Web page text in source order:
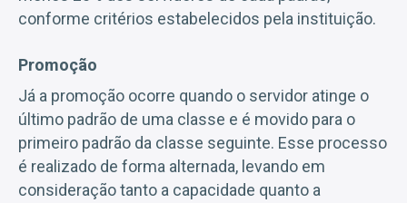
conforme critérios estabelecidos pela instituição.
Promoção
Já a promoção ocorre quando o servidor atinge o
último padrão de uma classe e é movido para o
primeiro padrão da classe seguinte. Esse processo
é realizado de forma alternada, levando em
consideração tanto a capacidade quanto a